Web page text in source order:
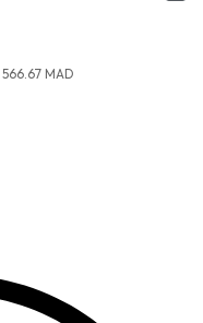
566.67 MAD